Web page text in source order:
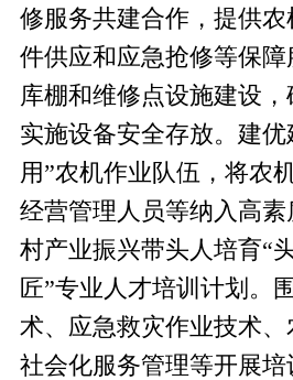
修服务共建合作，提供
件供应和应急抢修等保
库棚和维修点设施建设
实施设备安全存放。建优
用”农机作业队伍，将农
经营管理人员等纳入高
村产业振兴带头人培育“
匠”专业人才培训计划。
术、应急救灾作业技术
社会化服务管理等开展